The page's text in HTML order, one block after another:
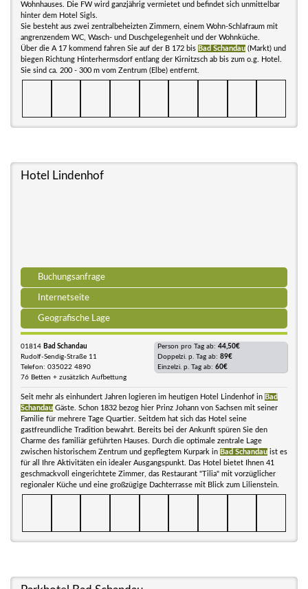
Wohnhauses. Die FW wird ganzjährig vermietet und befindet sich unmittelbar
hinter dem Hotel Sigls.
Sie besteht aus zwei zentralbeheizten Zimmern, einem Wohn-Schlafraum mit
angrenzendem WC, Wasch- und Duschgelegenheit und der Wohnküche.
Über die A 17 kommend fahren Sie auf der B 172 bis Bad Schandau (Markt) und
biegen Richtung Hinterhermsdorf entlang der Kirnitzsch ab bis zum o.g. Hotel.
Sie sind ca. 200 - 300 m vom Zentrum (Elbe) entfernt.
Hotel Lindenhof
Buchungsanfrage
Internetseite
Geografische Lage
01814 Bad Schandau
Rudolf-Sendig-Straße 11
Telefon: 035022 4890
76 Betten + zusätzlich Aufbettung
Person pro Tag ab: 44,50€
Doppelzi. p. Tag ab: 89€
Einzelzi. p. Tag ab: 60€
Seit mehr als einhundert Jahren logieren im heutigen Hotel Lindenhof in Bad
Schandau Gäste. Schon 1832 bezog hier Prinz Johann von Sachsen mit seiner
Familie für mehrere Tage Quartier. Seitdem hat sich das Hotel seine
gastfreundliche Tradition bewahrt. Bereits bei der Ankunft spüren Sie den
Charme des familiär geführten Hauses. Durch die optimale zentrale Lage
zwischen historischem Zentrum und gepflegtem Kurpark in Bad Schandau ist es
für all Ihre Aktivitäten ein idealer Ausgangspunkt. Das Hotel bietet Ihnen 41
geschmackvoll eingerichtete Zimmer, das Restaurant "Tilia" mit vorzüglicher
regionaler Küche und eine großzügige Dachterrasse mit Blick zum Lilienstein.